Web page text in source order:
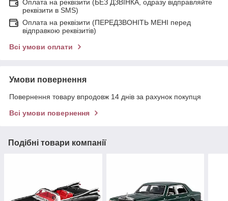
Оплата на реквізити (БЕЗ ДЗВІНКА, одразу відправляйте
реквізити в SMS)
Оплата на реквізити (ПЕРЕДЗВОНІТЬ МЕНІ перед
відправкою реквізитів)
Всі умови оплати
Умови повернення
Повернення товару впродовж 14 днів за рахунок покупця
Всі умови повернення
Подібні товари компанії